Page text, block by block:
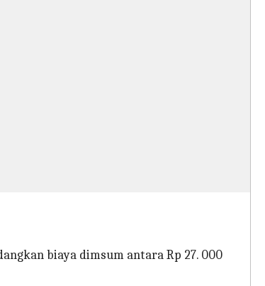
biaya dimsum antara Rp 27. 000